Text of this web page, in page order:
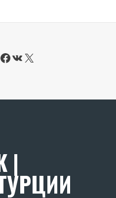
Facebook
ВКонтакте
X
|